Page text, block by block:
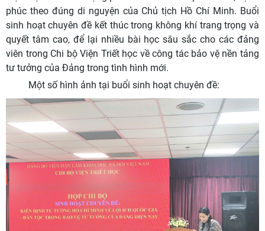
phúc theo đúng di nguyện của Chủ tịch Hồ Chí Minh. Buổi
sinh hoạt chuyên đề kết thúc trong không khí trang trọng và
quyết tâm cao, để lại nhiều bài học sâu sắc cho các đảng
viên trong Chi bộ Viện Triết học về công tác bảo vệ nền tảng
tư tưởng của Đảng trong tình hình mới.
Một số hình ảnh tại buổi sinh hoạt chuyên đề: